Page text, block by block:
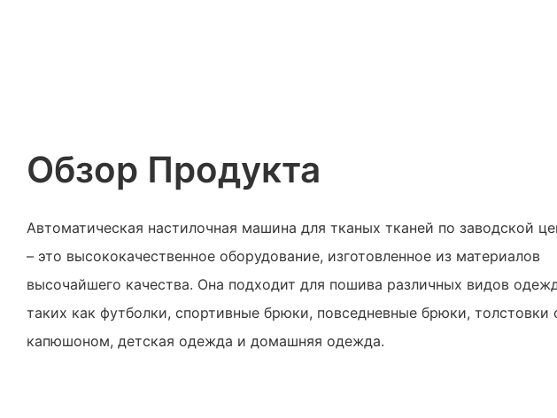
Обзор Продукта
Автоматическая настилочная машина для тканых тканей по заводской
– это высококачественное оборудование, изготовленное из материалов
высочайшего качества. Она подходит для пошива различных видов
таких как футболки, спортивные брюки, повседневные брюки, толстовки
капюшоном, детская одежда и домашняя одежда.